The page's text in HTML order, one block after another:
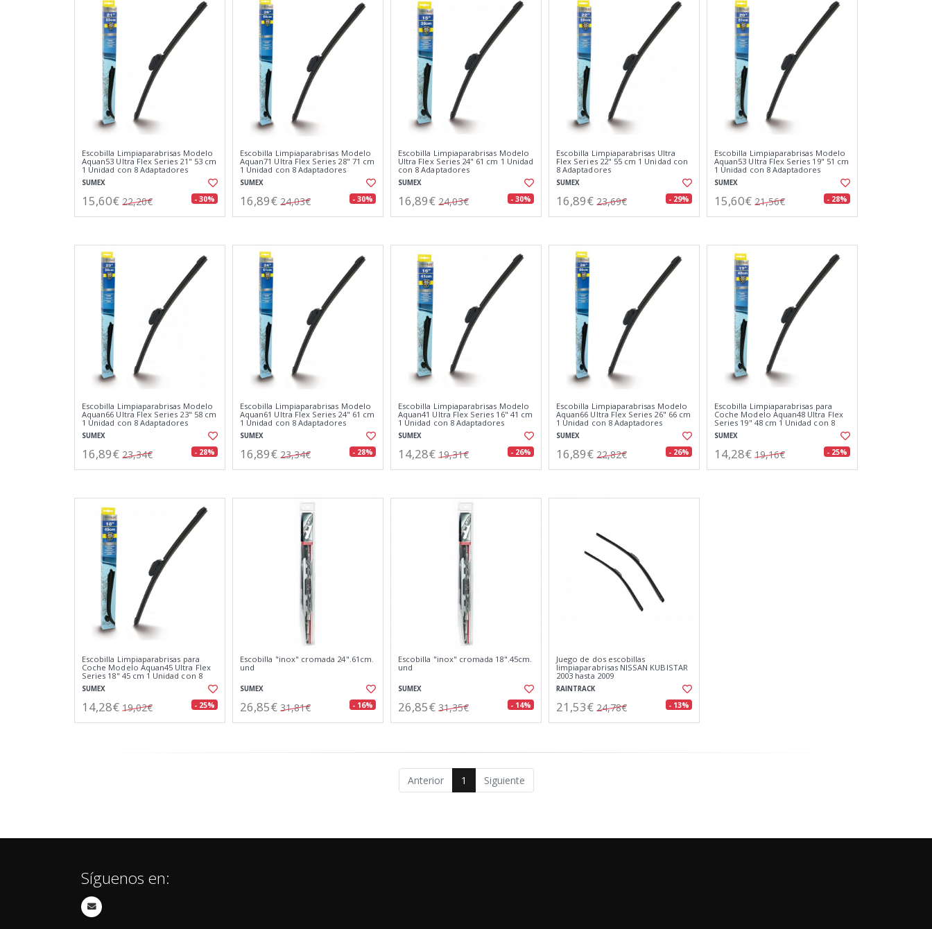
Escobilla Limpiaparabrisas Modelo
Aquan53 Ultra Flex Series 21" 53 cm
1 Unidad con 8 Adaptadores
SUMEX
15,60€ 22,20€ - 30%
Escobilla Limpiaparabrisas Modelo
Aquan71 Ultra Flex Series 28" 71 cm
1 Unidad con 8 Adaptadores
SUMEX
16,89€ 24,03€ - 30%
Escobilla Limpiaparabrisas Modelo
Ultra Flex Series 24" 61 cm 1 Unidad
con 8 Adaptadores
SUMEX
16,89€ 24,03€ - 30%
Escobilla Limpiaparabrisas Ultra
Flex Series 22" 55 cm 1 Unidad con
8 Adaptadores
SUMEX
16,89€ 23,69€ - 29%
Escobilla Limpiaparabrisas Modelo
Aquan53 Ultra Flex Series 19" 51 cm
1 Unidad con 8 Adaptadores
SUMEX
15,60€ 21,56€ - 28%
Escobilla Limpiaparabrisas Modelo
Aquan66 Ultra Flex Series 23" 58 cm
1 Unidad con 8 Adaptadores
SUMEX
16,89€ 23,34€ - 28%
Escobilla Limpiaparabrisas Modelo
Aquan61 Ultra Flex Series 24" 61 cm
1 Unidad con 8 Adaptadores
SUMEX
16,89€ 23,34€ - 28%
Escobilla Limpiaparabrisas Modelo
Aquan41 Ultra Flex Series 16" 41 cm
1 Unidad con 8 Adaptadores
SUMEX
14,28€ 19,31€ - 26%
Escobilla Limpiaparabrisas Modelo
Aquan66 Ultra Flex Series 26" 66 cm
1 Unidad con 8 Adaptadores
SUMEX
16,89€ 22,82€ - 26%
Escobilla Limpiaparabrisas para
Coche Modelo Aquan48 Ultra Flex
Series 19" 48 cm 1 Unidad con 8
Adaptadores
SUMEX
14,28€ 19,16€ - 25%
Escobilla Limpiaparabrisas para
Coche Modelo Aquan45 Ultra Flex
Series 18" 45 cm 1 Unidad con 8
Adaptadores
SUMEX
14,28€ 19,02€ - 25%
Escobilla "inox" cromada 24".61cm.
und
SUMEX
26,85€ 31,81€ - 16%
Escobilla "inox" cromada 18".45cm.
und
SUMEX
26,85€ 31,35€ - 14%
Juego de dos escobillas
limpiaparabrisas NISSAN KUBISTAR
2003 hasta 2009
RAINTRACK
21,53€ 24,78€ - 13%
Anterior 1 Siguiente
Síguenos en: